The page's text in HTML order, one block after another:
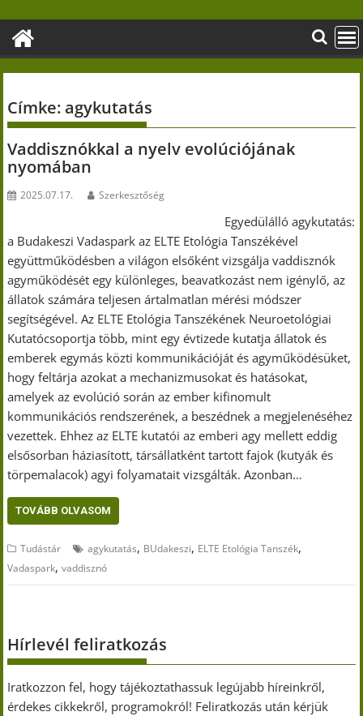
content
Címke: agykutatás
Vaddisznókkal a nyelv evolúciójának
nyomában
2025.07.17. Szerkesztőség
Egyedülálló agykutatás:
a Budakeszi Vadaspark az ELTE Etológia Tanszékével
együttműködésben a világon elsőként vizsgálja vaddisznók
agyműködését egy különleges, beavatkozást nem igénylő, az
állatok számára teljesen ártalmatlan mérési módszer
segítségével. Az ELTE Etológia Tanszékének Neuroetológiai
Kutatócsoportja több, mint egy évtizede kutatja állatok és
emberek egymás közti kommunikációját és agyműködésüket,
hogy feltárja azokat a mechanizmusokat és hatásokat,
amelyek az evolúció során az ember kifinomult
kommunikációs rendszerének, a beszédnek a megjelenéséhez
vezettek. Ehhez az ELTE kutatói az emberi agy mellett eddig
elsősorban háziasított, társállatként tartott fajok (kutyák és
törpemalacok) agyi folyamatait vizsgálták. Azonban…
TOVÁBB OLVASOM
Tudástár agykutatás, BUdakeszi, ELTE Etológia Tanszék,
Vadaspark,vaddisznó
Hírlevél feliratkozás
Iratkozzon fel, hogy tájékoztathassuk legújabb híreinkről,
érdekes cikkekről, programokról! Feliratkozás után kérjük